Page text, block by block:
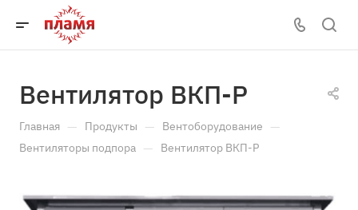
Вентилятор ВКП-Р
Главная — Продукты — Вентоборудование —
Вентиляторы подпора — Вентилятор ВКП-Р